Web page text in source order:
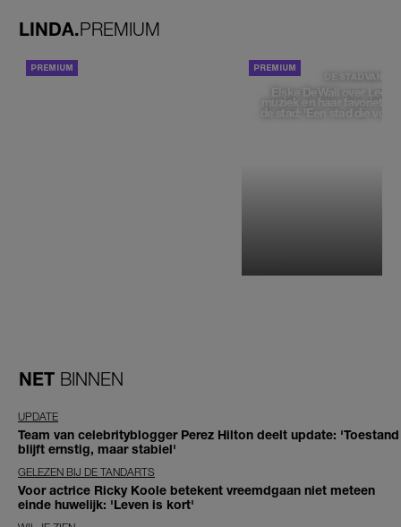
LINDA.PREMIUM
DE STAD VAN
Elske DeWall over
muziek en haar favoriete
de stad: 'Een stad die
NET BINNEN
UPDATE
Team van celebrityblogger Perez Hilton deelt update: 'Toestand
blijft ernstig, maar stabiel'
GELEZEN BIJ DE TANDARTS
Voor actrice Ricky Koole betekent vreemdgaan niet meteen
einde huwelijk: 'Leven is kort'